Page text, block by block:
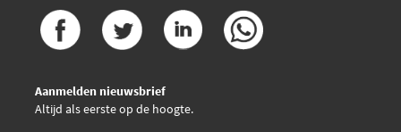
Aanmelden nieuwsbrief
Altijd als eerste op de hoogte.